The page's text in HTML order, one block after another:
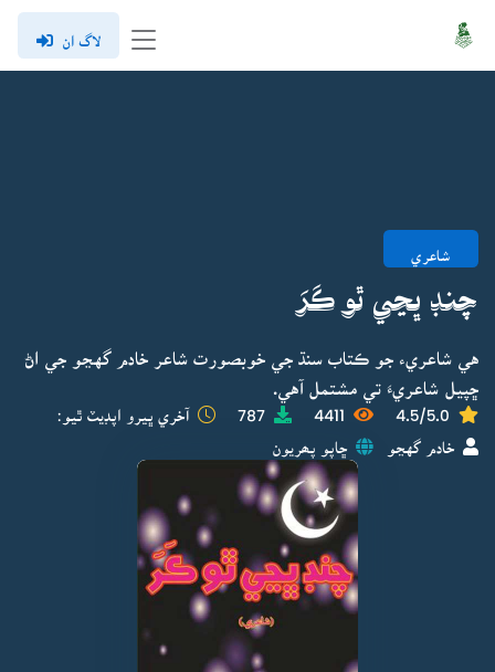
لاگ ان
شاعري
چنڊ ڀڃي ٿو ڪَرَ
هي شاعريء جو ڪتاب سنڌ جي خوبصورت شاعر خادم گهڃو جي اڻ
ڇپيل شاعريءَ تي مشتمل آهي.
4.5/5.0
4411
787 آخري ڀيرو اپڊيٽ ٿيو:
خادم گهڃو ڇاپو پھريون